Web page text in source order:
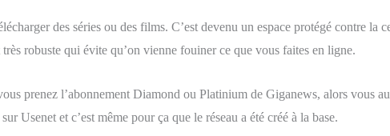
des séries ou des films. C’est devenu un espace protégé contre la
robuste qui évite qu’on vienne fouiner ce que vous faites en ligne.
prenez l’abonnement Diamond ou Platinium de Giganews, alors vous
Usenet et c’est même pour ça que le réseau a été créé à la base.